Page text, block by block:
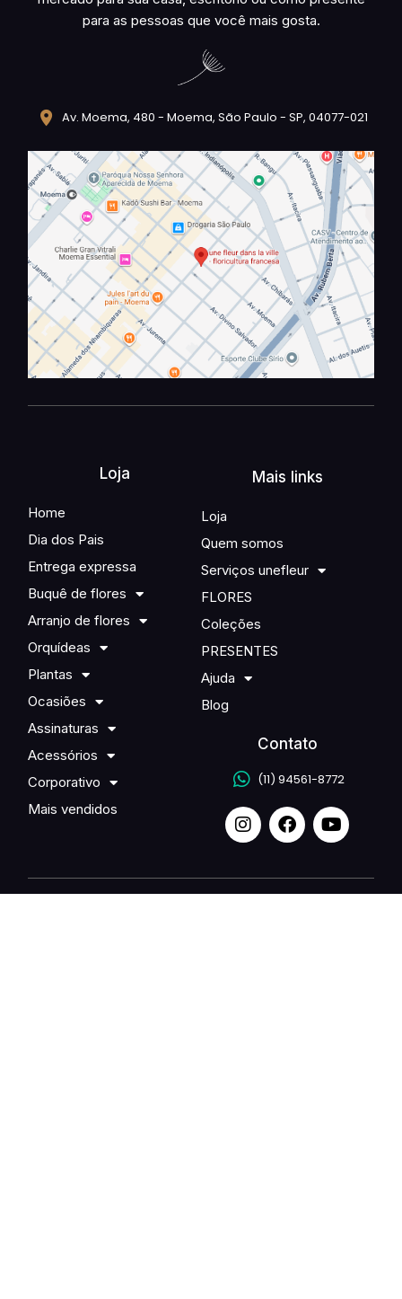
para as pessoas que você mais gosta.
Av. Moema, 480 - Moema, São Paulo - SP, 04077-021
Loja
Home
Dia dos Pais
Entrega expressa
Buquê de flores
Arranjo de flores
Orquídeas
Plantas
Ocasiões
Assinaturas
Acessórios
Corporativo
Mais vendidos
Mais links
Loja
Quem somos
Serviços unefleur
FLORES
Coleções
PRESENTES
Ajuda
Blog
Contato
(11) 94561-8772